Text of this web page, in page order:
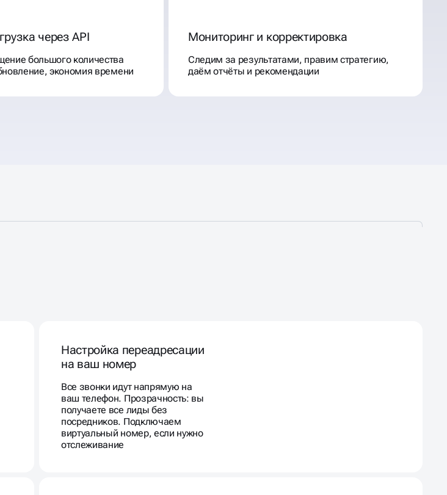
через API
большого количества
экономия времени
Мониторинг и корректировка
Следим за результатами, правим стратегию,
даём отчёты и рекомендации
Настройка переадресации
на ваш номер
Все звонки идут напрямую на
ваш телефон. Прозрачность: вы
получаете все лиды без
посредников. Подключаем
виртуальный номер, если нужно
отслеживание